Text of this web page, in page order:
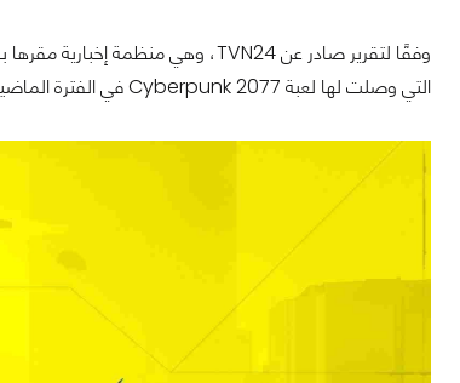
التي وصلت لها لعبة Cyberpunk 2077 في الفترة الماضية، مؤكدًا رضاه عن اللعبة.